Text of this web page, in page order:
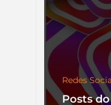
Posts
Redes